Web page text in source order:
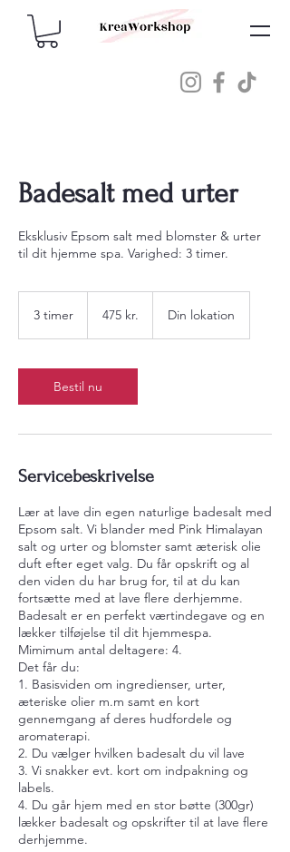
Badesalt med urter
Eksklusiv Epsom salt med blomster & urter
til dit hjemme spa. Varighed: 3 timer.
3 timer
m
e
r
kroner475 kr. Din lokation
Bestil nu
Servicebeskrivelse
Lær at lave din egen naturlige badesalt med
Epsom salt. Vi blander med Pink Himalayan
salt og urter og blomster samt æterisk olie
duft efter eget valg. Du får opskrift og al
den viden du har brug for, til at du kan
fortsætte med at lave flere derhjemme.
Badesalt er en perfekt værtindegave og en
lækker tilføjelse til dit hjemmespa.
Mimimum antal deltagere: 4.
Det får du:
1. Basisviden om ingredienser, urter,
æteriske olier m.m samt en kort
gennemgang af deres hudfordele og
aromaterapi.
2. Du vælger hvilken badesalt du vil lave
3. Vi snakker evt. kort om indpakning og
labels.
4. Du går hjem med en stor bøtte (300gr)
lækker badesalt og opskrifter til at lave flere
derhjemme.